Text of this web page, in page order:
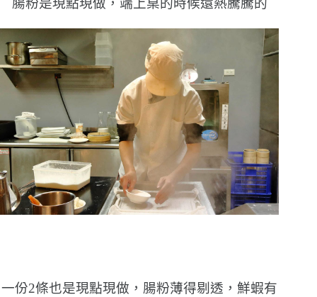
腸粉是現點現做，端上桌的時候還熱騰騰的
一份2條也是現點現做，腸粉薄得剔透，鮮蝦有